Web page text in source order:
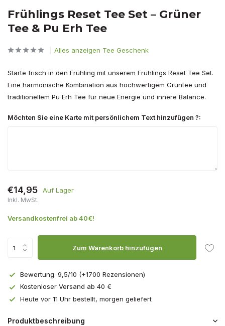
Frühlings Reset Tee Set – Grüner
Tee & Pu Erh Tee
Alles anzeigen Tee Geschenk
Starte frisch in den Frühling mit unserem Frühlings Reset Tee Set.
Eine harmonische Kombination aus hochwertigem Grüntee und
traditionellem Pu Erh Tee für neue Energie und innere Balance.
Möchten Sie eine Karte mit persönlichem Text hinzufügen ?:
€14,95 Auf Lager
Inkl. MwSt.
Versandkostenfrei ab 40€!
Zum Warenkorb hinzufügen
Bewertung: 9,5/10 (+1700 Rezensionen)
Kostenloser Versand ab 40 €
Heute vor 11 Uhr bestellt, morgen geliefert
Produktbeschreibung